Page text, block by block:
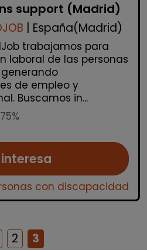
support (Madrid)
| España(Madrid)
trabajamos para
laboral de las personas
de empleo y
Buscamos in...
con discapacidad
2 3